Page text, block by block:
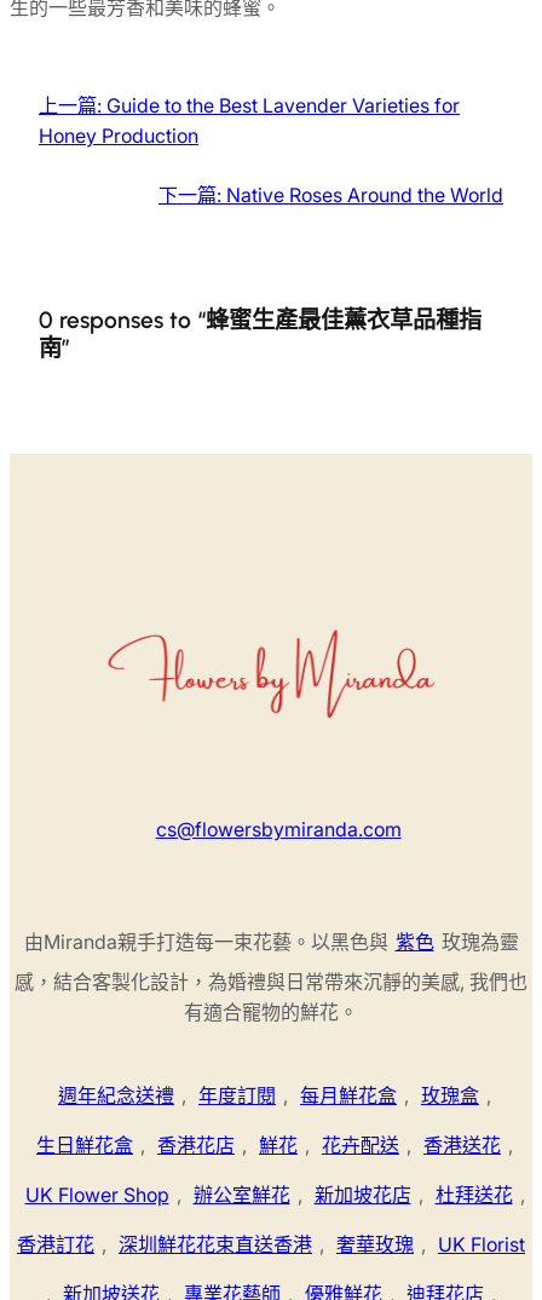
生的一些最芳香和美味的蜂蜜。
上一篇: Guide to the Best Lavender Varieties for
Honey Production
下一篇: Native Roses Around the World
0 responses to “蜂蜜生產最佳薰衣草品種指
南”
cs@flowersbymiranda.com
由Miranda親手打造每一束花藝。以黑色與 紫色 玫瑰為靈
感，結合客製化設計，為婚禮與日常帶來沉靜的美感, 我們也
有適合寵物的鮮花。
週年紀念送禮 , 年度訂閱 , 每月鮮花盒 , 玫瑰盒 ,
生日鮮花盒 , 香港花店 , 鮮花 , 花卉配送 , 香港送花 ,
UK Flower Shop , 辦公室鮮花 , 新加坡花店 , 杜拜送花 ,
香港訂花 , 深圳鮮花花束直送香港 , 奢華玫瑰 , UK Florist
, 新加坡送花 , 專業花藝師 , 優雅鮮花 , 迪拜花店 ,